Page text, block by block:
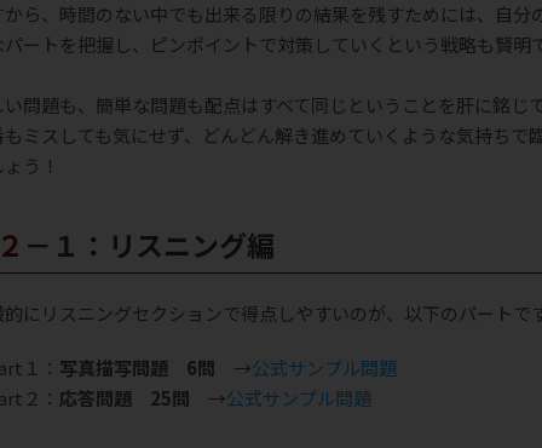
から、時間のない中でも出来る限りの結果を残すためには、自分
パートを把握し、ピンポイントで対策していくという戦略も賢明
問題も、簡単な問題も配点はすべて同じということを肝に銘じ
ミスしても気にせず、どんどん解き進めていくような気持ちで
う！
２－１：リスニング編
にリスニングセクションで得点しやすいのが、以下のパートで
１： 写真描写問題 6問 →公式サンプル問題
２： 応答問題 25問 →公式サンプル問題